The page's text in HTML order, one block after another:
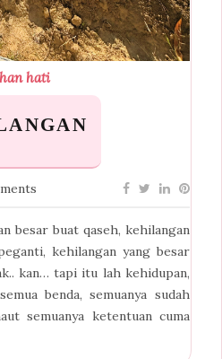
hati
besar buat qaseh, kehilangan
kehilangan yang besar
kan… tapi itu lah kehidupan,
benda, semuanya sudah
semuanya ketentuan cuma